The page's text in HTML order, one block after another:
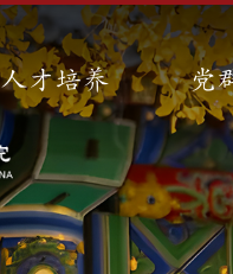
人才培养 党